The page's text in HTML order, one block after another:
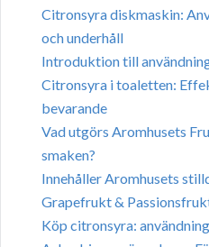
Citronsyra diskmaskin:
och underhåll
Introduktion till
Citronsyra i toaletten:
bevarande
Vad utgörs Aromhusets
smaken?
Innehåller Aromhusets
Grapefrukt &
Köp citronsyra: